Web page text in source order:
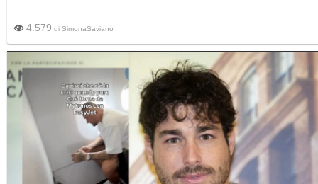
4.579 di SimonaSaviano